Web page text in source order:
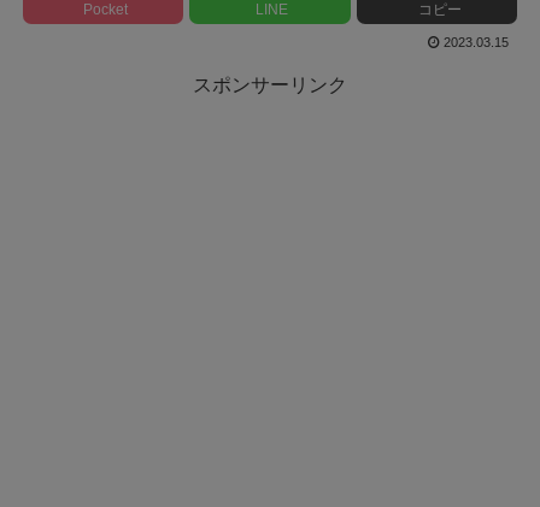
Pocket LINE コピー
2023.03.15
スポンサーリンク